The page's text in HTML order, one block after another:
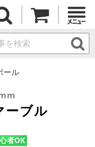
ール
ーブル
者OK